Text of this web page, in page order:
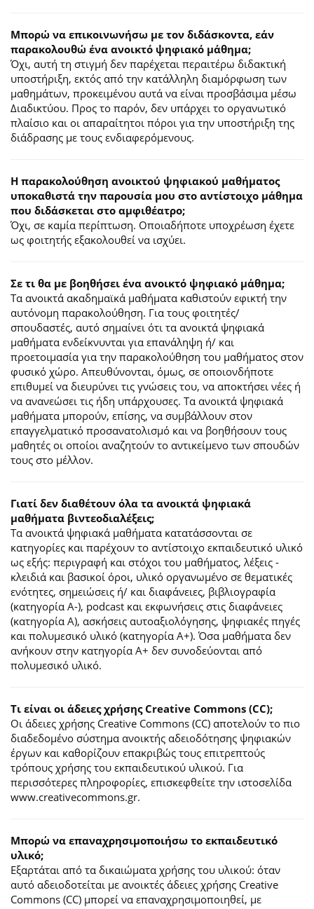
Μπορώ να επικοινωνήσω με τον διδάσκοντα, εάν
παρακολουθώ ένα ανοικτό ψηφιακό μάθημα;
Όχι, αυτή τη στιγμή δεν παρέχεται περαιτέρω διδακτική
υποστήριξη, εκτός από την κατάλληλη διαμόρφωση των
μαθημάτων, προκειμένου αυτά να είναι προσβάσιμα μέσω
Διαδικτύου. Προς το παρόν, δεν υπάρχει το οργανωτικό
πλαίσιο και οι απαραίτητοι πόροι για την υποστήριξη της
διάδρασης με τους ενδιαφερόμενους.
Η παρακολούθηση ανοικτού ψηφιακού μαθήματος
υποκαθιστά την παρουσία μου στο αντίστοιχο μάθημα
που διδάσκεται στο αμφιθέατρο;
Όχι, σε καμία περίπτωση. Οποιαδήποτε υποχρέωση έχετε
ως φοιτητής εξακολουθεί να ισχύει.
Σε τι θα με βοηθήσει ένα ανοικτό ψηφιακό μάθημα;
Τα ανοικτά ακαδημαϊκά μαθήματα καθιστούν εφικτή την
αυτόνομη παρακολούθηση. Για τους φοιτητές/
σπουδαστές, αυτό σημαίνει ότι τα ανοικτά ψηφιακά
μαθήματα ενδείκνυνται για επανάληψη ή/ και
προετοιμασία για την παρακολούθηση του μαθήματος στον
φυσικό χώρο. Απευθύνονται, όμως, σε οποιονδήποτε
επιθυμεί να διευρύνει τις γνώσεις του, να αποκτήσει νέες ή
να ανανεώσει τις ήδη υπάρχουσες. Τα ανοικτά ψηφιακά
μαθήματα μπορούν, επίσης, να συμβάλλουν στον
επαγγελματικό προσανατολισμό και να βοηθήσουν τους
μαθητές οι οποίοι αναζητούν το αντικείμενο των σπουδών
τους στο μέλλον.
Γιατί δεν διαθέτουν όλα τα ανοικτά ψηφιακά
μαθήματα βιντεοδιαλέξεις;
Τα ανοικτά ψηφιακά μαθήματα κατατάσσονται σε
κατηγορίες και παρέχουν το αντίστοιχο εκπαιδευτικό υλικό
ως εξής: περιγραφή και στόχοι του μαθήματος, λέξεις -
κλειδιά και βασικοί όροι, υλικό οργανωμένο σε θεματικές
ενότητες, σημειώσεις ή/ και διαφάνειες, βιβλιογραφία
(κατηγορία Α-), podcast και εκφωνήσεις στις διαφάνειες
(κατηγορία Α), ασκήσεις αυτοαξιολόγησης, ψηφιακές πηγές
και πολυμεσικό υλικό (κατηγορία Α+). Όσα μαθήματα δεν
ανήκουν στην κατηγορία Α+ δεν συνοδεύονται από
πολυμεσικό υλικό.
Τι είναι οι άδειες χρήσης Creative Commons (CC);
Οι άδειες χρήσης Creative Commons (CC) αποτελούν το πιο
διαδεδομένο σύστημα ανοικτής αδειοδότησης ψηφιακών
έργων και καθορίζουν επακριβώς τους επιτρεπτούς
τρόπους χρήσης του εκπαιδευτικού υλικού. Για
περισσότερες πληροφορίες, επισκεφθείτε την ιστοσελίδα
www.creativecommons.gr.
Mπορώ να επαναχρησιμοποιήσω το εκπαιδευτικό
υλικό;
Εξαρτάται από τα δικαιώματα χρήσης του υλικού: όταν
αυτό αδειοδοτείται με ανοικτές άδειες χρήσης Creative
Commons (CC) μπορεί να επαναχρησιμοποιηθεί, με